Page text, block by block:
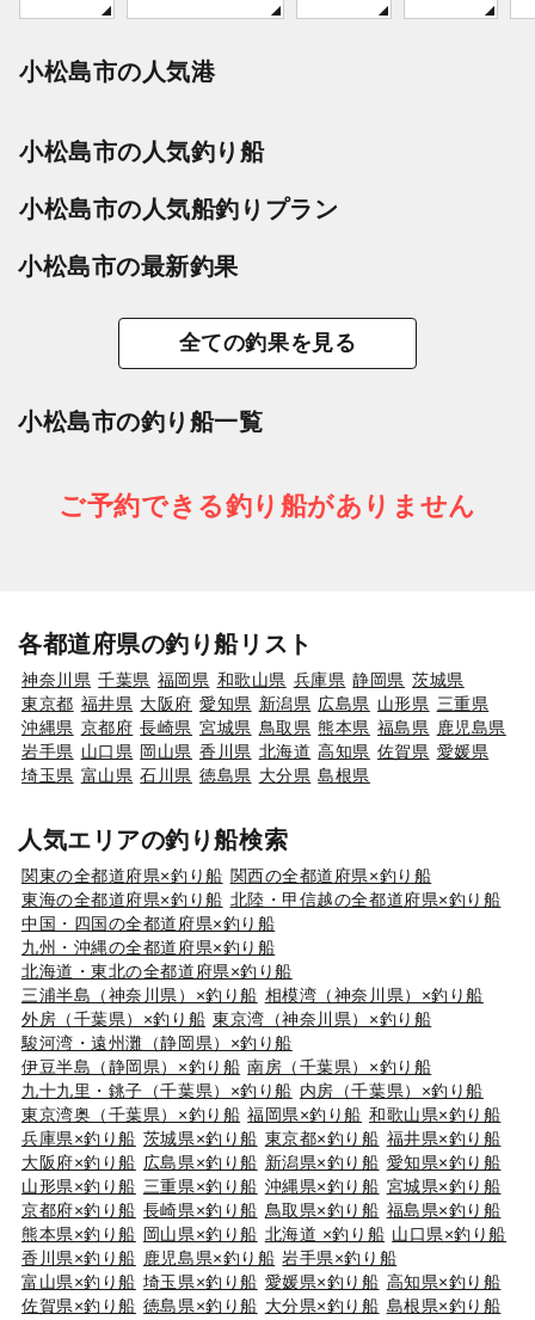
小松島市の人気港
小松島市の人気釣り船
小松島市の人気船釣りプラン
小松島市の最新釣果
全ての釣果を見る
小松島市の釣り船一覧
ご予約できる釣り船がありません
各都道府県の釣り船リスト
神奈川県 千葉県 福岡県 和歌山県 兵庫県 静岡県 茨城県
東京都 福井県 大阪府 愛知県 新潟県 広島県 山形県 三重県
沖縄県 京都府 長崎県 宮城県 鳥取県 熊本県 福島県
鹿児島県
岩手県 山口県 岡山県 香川県 北海道 高知県 佐賀県 愛媛県
埼玉県 富山県 石川県 徳島県 大分県 島根県
人気エリアの釣り船検索
関東の全都道府県×釣り船 関西の全都道府県×釣り船
東海の全都道府県×釣り船 北陸・甲信越の全都道府県×釣り船
中国・四国の全都道府県×釣り船
九州・沖縄の全都道府県×釣り船
北海道・東北の全都道府県×釣り船
三浦半島（神奈川県）×釣り船 相模湾（神奈川県）×釣り船
外房（千葉県）×釣り船 東京湾（神奈川県）×釣り船
駿河湾・遠州灘（静岡県）×釣り船
伊豆半島（静岡県）×釣り船 南房（千葉県）×釣り船
九十九里・銚子（千葉県）×釣り船 内房（千葉県）×釣り船
東京湾奥（千葉県）×釣り船 福岡県×釣り船 和歌山県×釣り船
兵庫県×釣り船 茨城県×釣り船 東京都×釣り船 福井県×釣り船
大阪府×釣り船 広島県×釣り船 新潟県×釣り船 愛知県×釣り船
山形県×釣り船 三重県×釣り船 沖縄県×釣り船 宮城県×釣り船
京都府×釣り船 長崎県×釣り船 鳥取県×釣り船 福島県×釣り船
熊本県×釣り船 岡山県×釣り船 北海道 ×釣り船 山口県×釣り船
香川県×釣り船 鹿児島県×釣り船 岩手県×釣り船
富山県×釣り船 埼玉県×釣り船 愛媛県×釣り船 高知県×釣り船
佐賀県×釣り船 徳島県×釣り船 大分県×釣り船 島根県×釣り船